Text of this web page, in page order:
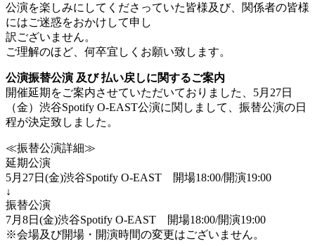
公演を楽しみにしてくださっていた皆様及び、関係者の皆様
にはご迷惑をおかけして申し
訳ございません。
ご理解のほど、何卒宜しくお願い致します。
公演振替公演 及び 払い戻しに関するご案内
開催延期をご案内させていただいておりました、5月27日
（金）渋谷Spotify O-EAST公演に関しまして、振替公演の日
程が決定致しました。
≪振替公演詳細≫
延期公演
5月27日(金)渋谷Spotify O-EAST 開場18:00/開演19:00
↓
振替公演
7月8日(金)渋谷Spotify O-EAST 開場18:00/開演19:00
※会場及び開場・開演時間の変更はございません。